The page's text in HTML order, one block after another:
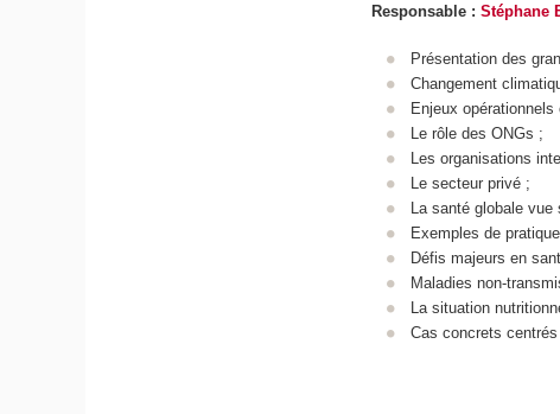
Responsable :Stéphane
Présentation des
Changement
Enjeux
Le rôle des ONGs ;
Les organisations
Le secteur privé ;
La santé globale vue
Exemples de
Défis majeurs en
Maladies non-
La situation
Cas concrets